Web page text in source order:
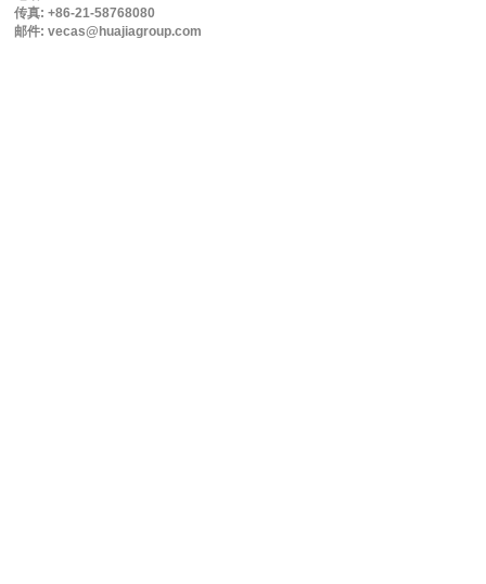
传真: +86-21-58768080
邮件: vecas@huajiagroup.com